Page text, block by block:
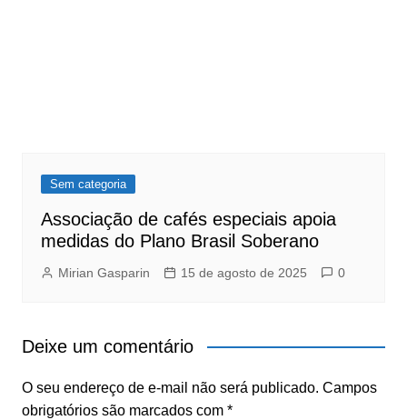
Sem categoria
Associação de cafés especiais apoia
medidas do Plano Brasil Soberano
Mirian Gasparin 15 de agosto de 2025 0
Deixe um comentário
O seu endereço de e-mail não será publicado. Campos
obrigatórios são marcados com *